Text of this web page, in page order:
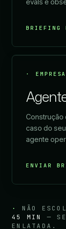
BRIEFING
Construção
caso do
agente
ENVIAR
· NÃO
45 MIN
—
ENLATADA.